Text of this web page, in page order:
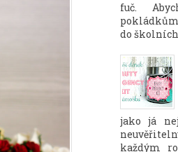
fuč.
do
jako já
každým